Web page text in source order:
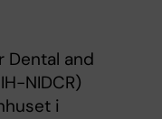
Dental and
NIDCR)
i